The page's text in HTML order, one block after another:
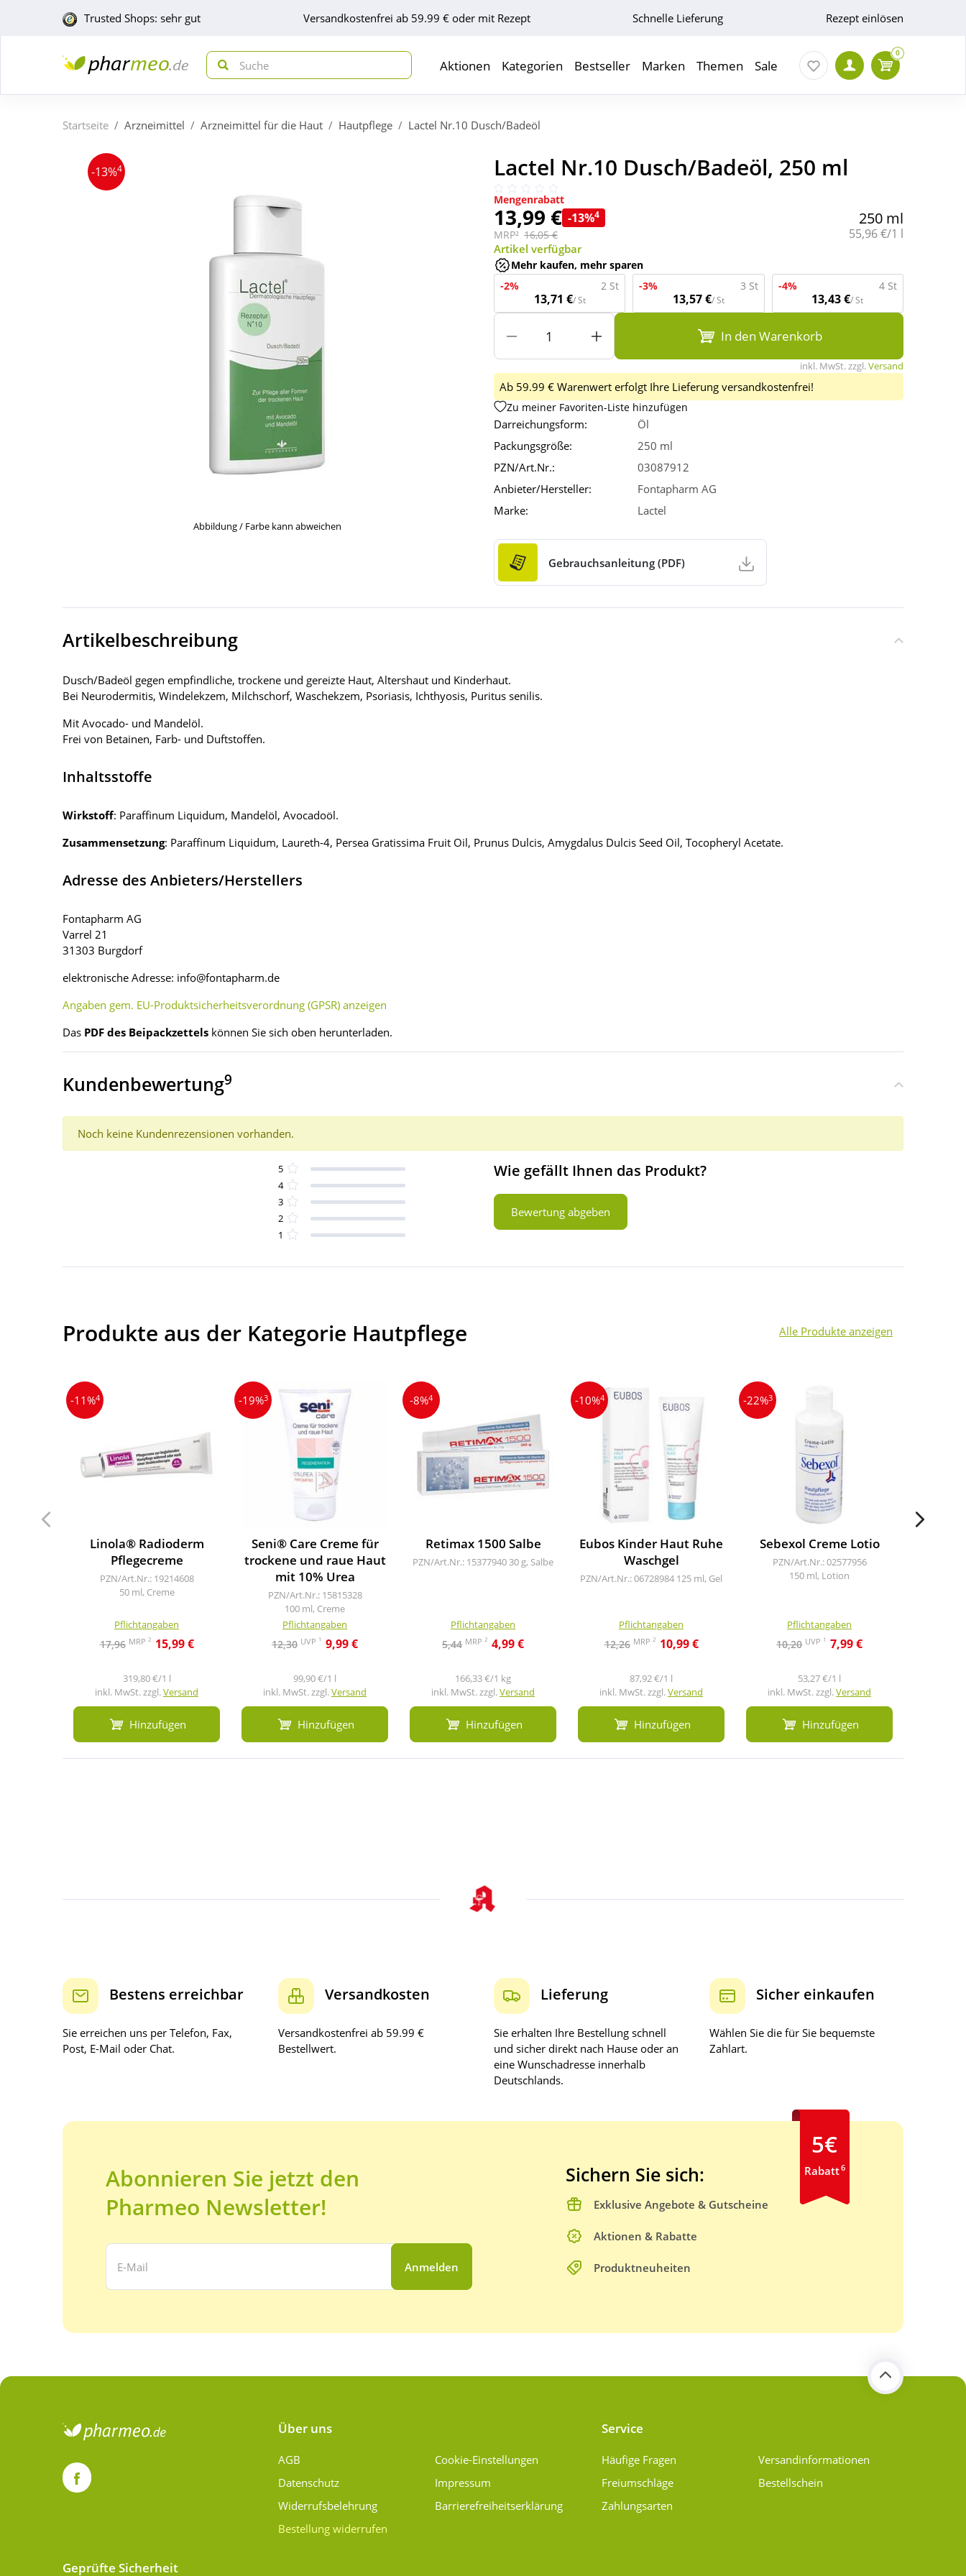
Trusted Shops: sehr gut Versandkostenfrei ab 59.99 € oder mit Rezept Schnelle Lieferung Rezept einlösen
Aktionen Kategorien Bestseller Marken Themen Sale
0
Startseite Arzneimittel Arzneimittel für die Haut Hautpflege Lactel Nr.10 Dusch/Badeöl
-13%4
Abbildung / Farbe kann abweichen
Lactel Nr.10 Dusch/Badeöl, 250 ml
Mengenrabatt
13,99 € -13%4
MRP² 16,05 €
250 ml
Grundpreis:
55,96 €/1 l
Artikel verfügbar
Mehr kaufen, mehr sparen
-2%
2 St
13,71 €/ St
-3% 3 St
13,57 €/ St
-4% 4 St
13,43 €/ St
In den Warenkorb
inkl. MwSt. zzgl.Versand
Ab 59.99 € Warenwert erfolgt Ihre Lieferung versandkostenfrei!
Zu meiner Favoriten-Liste hinzufügen
Darreichungsform:
Öl
Packungsgröße:
250 ml
PZN/Art.Nr.:
03087912
Anbieter/Hersteller:
Fontapharm AG
Marke:
Lactel
Gebrauchsanleitung (PDF)
Artikelbeschreibung
Dusch/Badeöl gegen empfindliche, trockene und gereizte Haut, Altershaut und Kinderhaut.
Bei Neurodermitis, Windelekzem, Milchschorf, Waschekzem, Psoriasis, Ichthyosis, Puritus senilis.
Mit Avocado- und Mandelöl.
Frei von Betainen, Farb- und Duftstoffen.
Inhaltsstoffe
Wirkstoff: Paraffinum Liquidum, Mandelöl, Avocadoöl.
Zusammensetzung: Paraffinum Liquidum, Laureth-4, Persea Gratissima Fruit Oil, Prunus Dulcis, Amygdalus Dulcis Seed Oil, Tocopheryl Acetate.
Adresse des Anbieters/Herstellers
Fontapharm AG
Varrel 21
31303 Burgdorf
elektronische Adresse: info@fontapharm.de
Angaben gem. EU-Produktsicherheitsverordnung (GPSR) anzeigen
Das PDF des Beipackzettels können Sie sich oben herunterladen.
Kundenbewertung9
Noch keine Kundenrezensionen vorhanden.
5
4
3
2
1
Wie gefällt Ihnen das Produkt?
Bewertung abgeben
Produkte aus der Kategorie Hautpflege Alle Produkte anzeigen
-11%4
Linola® Radioderm
Pflegecreme
PZN/Art.Nr.: 19214608
50 ml, Creme
Pflichtangaben
17,96 MRP 2 15,99 €
319,80 €/1 l
inkl. MwSt. zzgl.Versand
Hinzufügen
-19%3
Seni® Care Creme für
trockene und raue Haut
mit 10% Urea
PZN/Art.Nr.: 15815328
100 ml, Creme
Pflichtangaben
12,30 UVP 1 9,99 €
99,90 €/1 l
inkl. MwSt. zzgl.Versand
Hinzufügen
-8%4
Retimax 1500 Salbe
PZN/Art.Nr.: 15377940 30 g, Salbe
Pflichtangaben
5,44 MRP 2 4,99 €
166,33 €/1 kg
inkl. MwSt. zzgl.Versand
Hinzufügen
-10%4
Eubos Kinder Haut Ruhe
Waschgel
PZN/Art.Nr.: 06728984 125 ml, Gel
Pflichtangaben
12,26 MRP 2 10,99 €
87,92 €/1 l
inkl. MwSt. zzgl.Versand
Hinzufügen
-22%3
Sebexol Creme Lotio
PZN/Art.Nr.: 02577956
150 ml, Lotion
Pflichtangaben
10,20 UVP 1 7,99 €
53,27 €/1 l
inkl. MwSt. zzgl.Versand
Hinzufügen
Bestens erreichbar
Sie erreichen uns per Telefon, Fax,
Post, E-Mail oder Chat.
Versandkosten
Versandkostenfrei ab 59.99 €
Bestellwert.
Lieferung
Sie erhalten Ihre Bestellung schnell
und sicher direkt nach Hause oder an
eine Wunschadresse innerhalb
Deutschlands.
Sicher einkaufen
Wählen Sie die für Sie bequemste
Zahlart.
Abonnieren Sie jetzt den
Pharmeo Newsletter!
Ihre E-Mail Adresse:
Anmelden
Sichern Sie sich:
Exklusive Angebote & Gutscheine
Aktionen & Rabatte
Produktneuheiten
5€
Rabatt6
Über uns
AGB
Datenschutz
Widerrufsbelehrung
Bestellung widerrufen
Cookie-Einstellungen
Impressum
Barrierefreiheitserklärung
Service
Häufige Fragen
Freiumschläge
Zahlungsarten
Versand­informationen
Bestellschein
Geprüfte Sicherheit